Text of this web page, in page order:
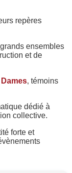
repères
ensembles
et de
, témoins
dédié à
collective.
forte et